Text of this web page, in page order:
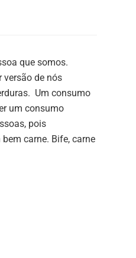
que somos.
versão de nós
Um consumo
um consumo
pois
carne. Bife, carne